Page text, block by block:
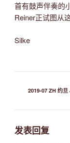
首有鼓声伴奏的
Reiner正试图从
Silke
分
2019-07 ZH 约
发表回复